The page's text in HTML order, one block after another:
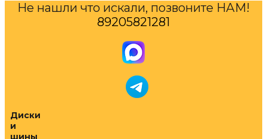
Не нашли что искали, позвоните НАМ!
89205821281
Диски
и
шины